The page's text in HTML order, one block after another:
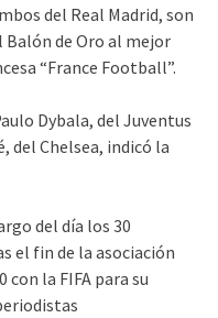
del Real Madrid, son
de Oro al mejor
“France Football”.
Dybala, del Juventus
del Chelsea, indicó la
del día los 30
el fin de la asociación
la FIFA para su